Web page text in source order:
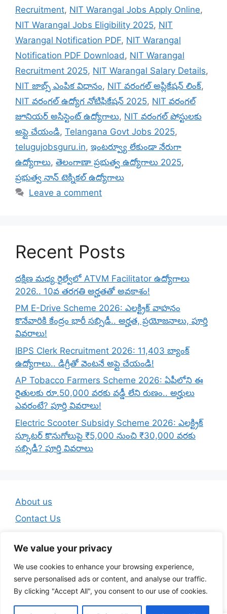
We value your privacy
We use cookies to enhance your browsing experience,
serve personalised ads or content, and analyse our traffic.
By clicking "Accept All", you consent to our use of cookies.
Recruitment, NIT Warangal Jobs Apply Online,
NIT Warangal Jobs Eligibility 2025, NIT
Warangal Notification PDF, NIT Warangal
Notification PDF Download , NIT Warangal
Recruitment 2025, NIT Warangal Salary Details,
NIT జాబ్స్ ఎంపిక విధానం, NIT వరంగల్ అప్లికేషన్ లింక్,
NIT వరంగల్ ఉద్యోగ నోటిఫికేషన్ 2025, NIT వరంగల్
జూనియర్ అసిస్టెంట్ ఉద్యోగాలు, NIT వరంగల్ పోస్టులకు
అప్లై చేయండి, Telangana Govt Jobs 2025,
telugujobsguru.in, ఇంటర్వ్యూ లేకుండా నేరుగా
ఉద్యోగాలు, తెలంగాణా ప్రభుత్వ ఉద్యోగాలు 2025,
ప్రభుత్వ నాన్ టెక్నికల్ ఉద్యోగాలు
Leave a comment
Recent Posts
దక్షిణ మధ్య రైల్వేలో ATVM Facilitator ఉద్యోగాలు
2026.. 10వ తరగతి అర్హతతో అవకాశం!
PM E-Drive Scheme 2026: ఎలక్ట్రిక్ వాహనం
కొనేవారికి కేంద్రం భారీ సబ్సిడీ.. అర్హత, ప్రయోజనాలు, పూర్తి
వివరాలు!
IBPS Clerk Recruitment 2026: 11,403 బ్యాంక్
ఉద్యోగాలు.. డిగ్రీతో వెంటనే అప్లై చేయండి!
AP Tobacco Farmers Scheme 2026: ఏపీలోని ఈ
రైతులకు రూ.50,000 వరకు వడ్డీ లేని రుణం.. అర్హులు
ఎవరంటే? పూర్తి వివరాలు!
Electric Scooter Subsidy Scheme 2026: ఎలక్ట్రిక్
స్కూటర్ కొనుగోలుపై ₹5,000 నుంచి ₹30,000 వరకు
సబ్సిడీ? పూర్తి వివరాలు
About us
Contact Us
Privacy Policy
Terms And Conditions
© 2026 Telugu Jobs Guru - Latest Telugu Job Updates